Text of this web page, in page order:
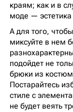
краям; как и в
моде —
А для того,
миксуйте в нем
подойдет не
брюки из
Постарайтесь
стиле с
не будет веять